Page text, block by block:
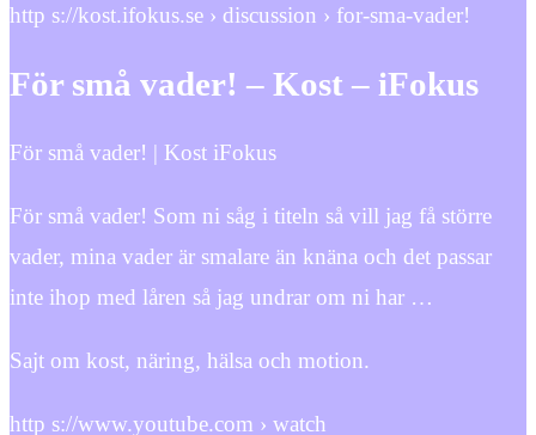
http s://kost.ifokus.se › discussion › for-sma-vader!
För små vader! – Kost – iFokus
För små vader! | Kost iFokus
För små vader! Som ni såg i titeln så vill jag få större
vader, mina vader är smalare än knäna och det passar
inte ihop med låren så jag undrar om ni har …
Sajt om kost, näring, hälsa och motion.
http s://www.youtube.com › watch